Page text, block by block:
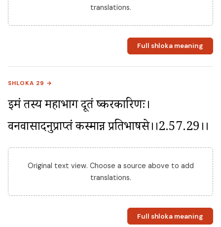
translations.
Full shloka meaning
SHLOKA 29 →
इमं तस्य महाभाग दूतं दुष्करकारिणः।
वनवासादनुप्राप्तं कस्मान्न प्रतिभाषसे।।2.57.29।।
Original text view. Choose a source above to add
translations.
Full shloka meaning